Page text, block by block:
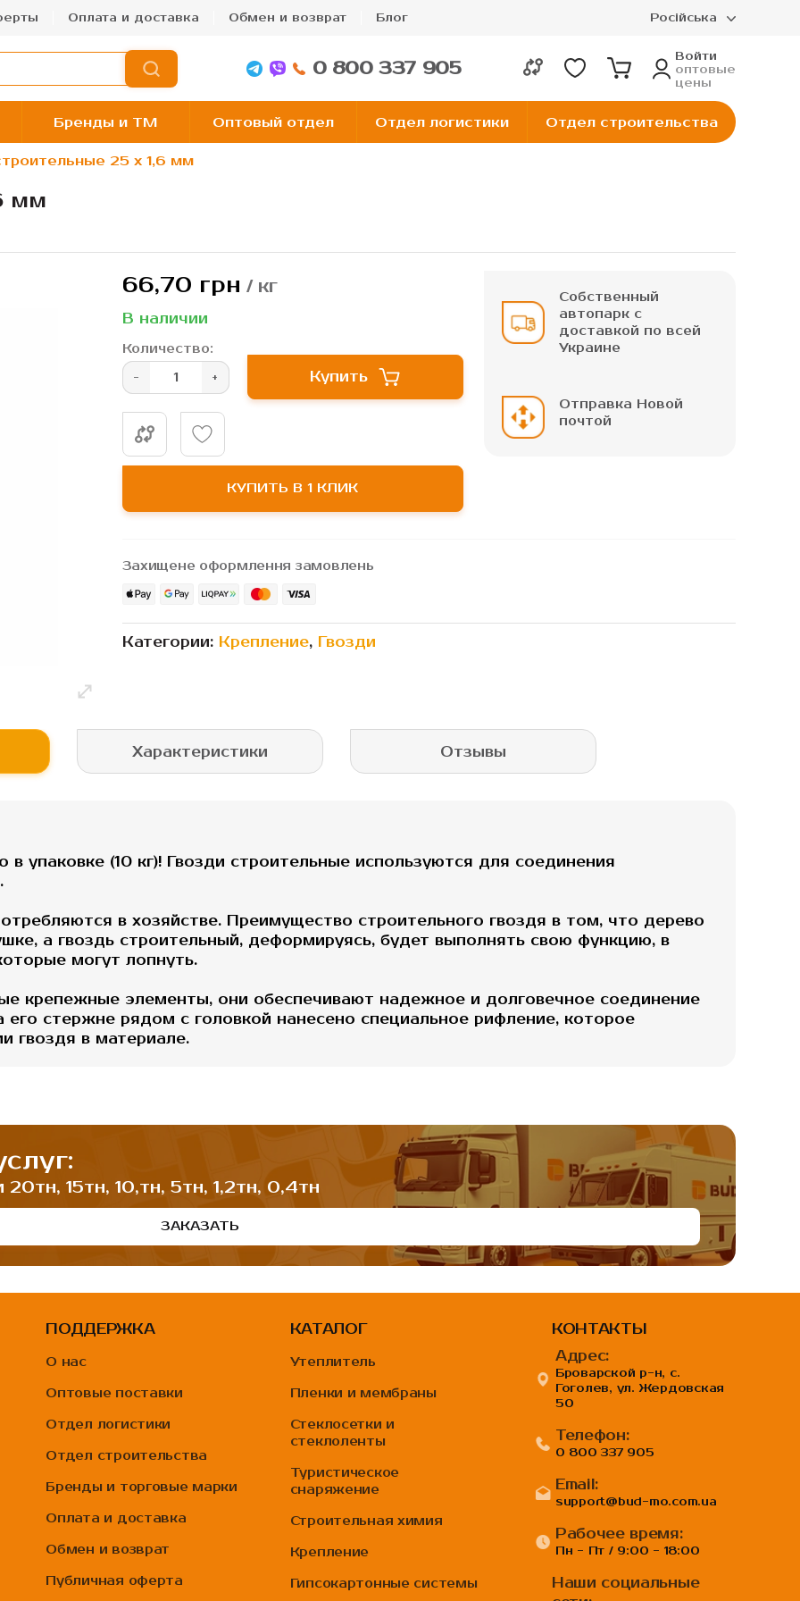
Оплата и доставка Обмен и возврат Блог Російська
0 800 337 905
Войти
оптовые
цены
Бренды и TM Оптовый отдел Отдел логистики Отдел строительства
25 х 1,6 мм
мм
66,70 грн / кг
В наличии
Количество:
Купить
КУПИТЬ В 1 КЛИК
Собственный
автопарк с
доставкой по всей
Украине
Отправка Новой
почтой
Захищене оформлення замовлень
Категории: Крепление, Гвозди
в упаковке (10 кг)! Гвозди строительные используются для соединения
в хозяйстве. Преимущество строительного гвоздя в том, что дерево
а гвоздь строительный, деформируясь, будет выполнять свою функцию, в
могут лопнуть.
крепежные элементы, они обеспечивают надежное и долговечное соединение
его стержне рядом с головкой нанесено специальное рифление, которое
гвоздя в материале.
Характеристики Отзывы
15тн, 10,тн, 5тн, 1,2тн, 0,4тн
ЗАКАЗАТЬ
ПОДДЕРЖКА
О нас
Оптовые поставки
Отдел логистики
Отдел строительства
Бренды и торговые марки
Оплата и доставка
Обмен и возврат
Публичная оферта
КАТАЛОГ
Утеплитель
Пленки и мембраны
Стеклосетки и
стеклоленты
Туристическое
снаряжение
Строительная химия
Крепление
Гипсокартонные системы
КОНТАКТЫ
Адрес:
Броварской р-н, с.
Гоголев, ул. Жердовская
50
Телефон:
0 800 337 905
Email:
support@bud-mo.com.ua
Рабочее время:
Пн - Пт / 9:00 - 18:00
Наши социальные